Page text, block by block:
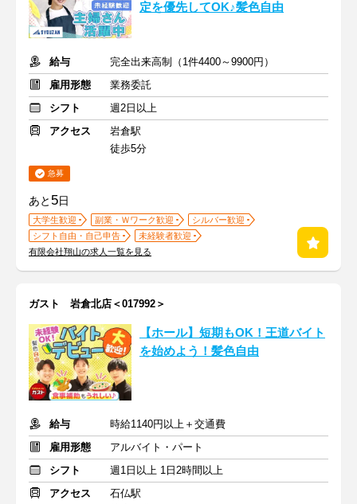
定を優先してOK♪髪色自由
給与
完全出来高制（1件4400～9900円）
雇用形態
業務委託
シフト
週2日以上
アクセス
岩倉駅
徒歩5分
急募
あと 5日
大学生歓迎 副業・Ｗワーク歓迎
シルバー歓迎
シフト自由・自己申告
未経験者歓迎
有限会社翔山の求人一覧を見る
ガスト 岩倉北店＜017992＞
【ホール】短期もOK！王道バイト
を始めよう！髪色自由
給与
時給1140円以上＋交通費
雇用形態
アルバイト・パート
シフト
週1日以上 1日2時間以上
アクセス
石仏駅